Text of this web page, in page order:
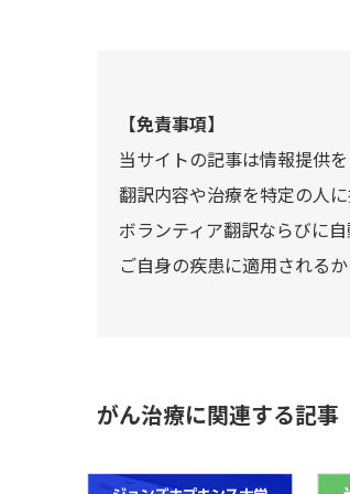
【免責事項】
当サイトの記事は情報提供
翻訳内容や治療を特定の人
ボランティア翻訳ならびに
ご自身の疾患に適用される
がん治療に関連する記事